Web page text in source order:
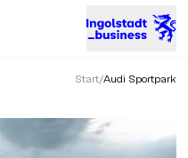
Start/Audi Sportpark
– Der Standort mit